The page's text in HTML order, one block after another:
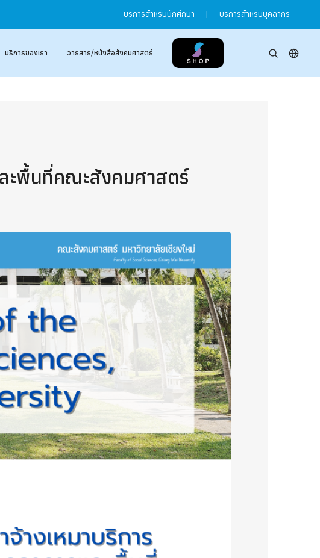
บริการสำหรับนักศึกษา | บริการสำหรับบุคลากร
บริการของเรา วารสาร/หนังสือสังคมศาสตร์
ละพื้นที่คณะสังคมศาสตร์